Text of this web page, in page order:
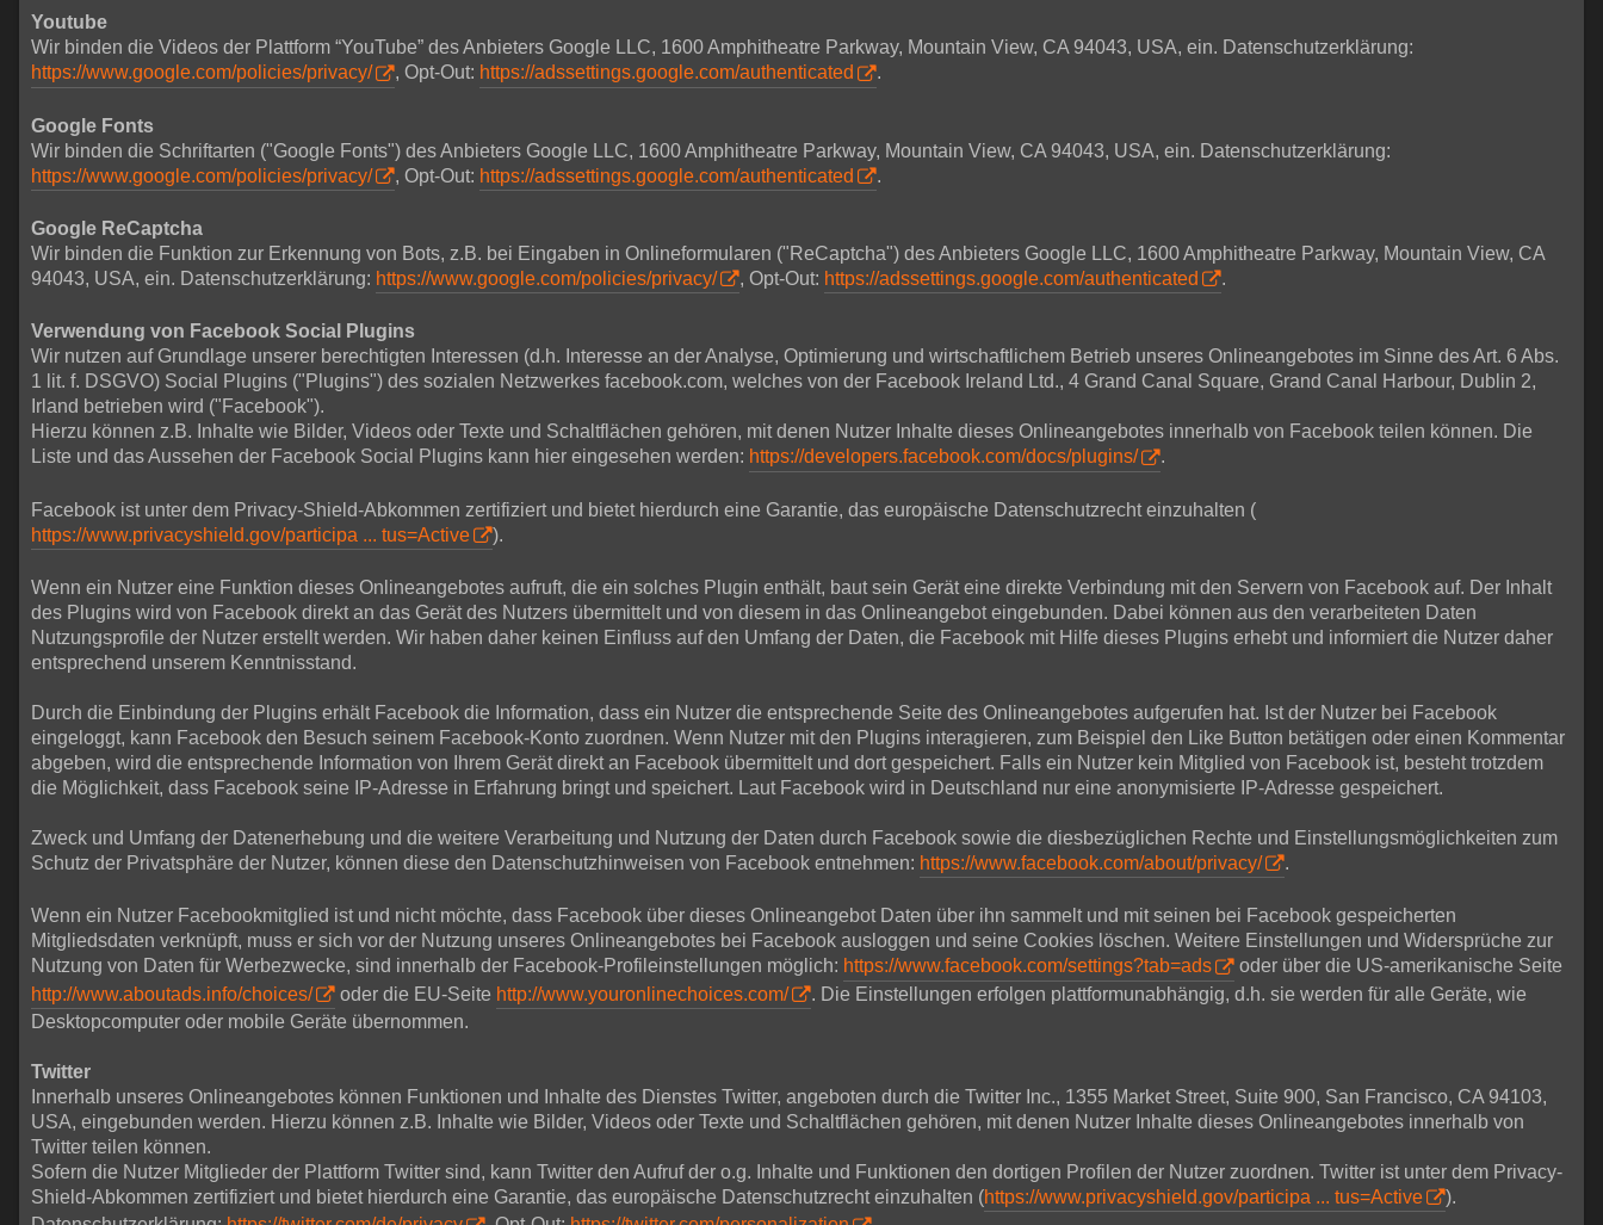
Youtube
Wir binden die Videos der Plattform “YouTube” des Anbieters Google LLC, 1600 Amphitheatre Parkway, Mountain View, CA 94043, USA, ein. Datenschutzerklärung:
https://www.google.com/policies/privacy/
, Opt-Out: https://adssettings.google.com/authenticated .
Google Fonts
Wir binden die Schriftarten ("Google Fonts") des Anbieters Google LLC, 1600 Amphitheatre Parkway, Mountain View, CA 94043, USA, ein. Datenschutzerklärung:
https://www.google.com/policies/privacy/
, Opt-Out: https://adssettings.google.com/authenticated .
Google ReCaptcha
Wir binden die Funktion zur Erkennung von Bots, z.B. bei Eingaben in Onlineformularen ("ReCaptcha") des Anbieters Google LLC, 1600 Amphitheatre Parkway, Mountain View, CA
94043, USA, ein. Datenschutzerklärung: https://www.google.com/policies/privacy/ , Opt-Out: https://adssettings.google.com/authenticated .
Verwendung von Facebook Social Plugins
Wir nutzen auf Grundlage unserer berechtigten Interessen (d.h. Interesse an der Analyse, Optimierung und wirtschaftlichem Betrieb unseres Onlineangebotes im Sinne des Art. 6 Abs.
1 lit. f. DSGVO) Social Plugins ("Plugins") des sozialen Netzwerkes facebook.com, welches von der Facebook Ireland Ltd., 4 Grand Canal Square, Grand Canal Harbour, Dublin 2,
Irland betrieben wird ("Facebook").
Hierzu können z.B. Inhalte wie Bilder, Videos oder Texte und Schaltflächen gehören, mit denen Nutzer Inhalte dieses Onlineangebotes innerhalb von Facebook teilen können. Die
Liste und das Aussehen der Facebook Social Plugins kann hier eingesehen werden: https://developers.facebook.com/docs/plugins/ .
Facebook ist unter dem Privacy-Shield-Abkommen zertifiziert und bietet hierdurch eine Garantie, das europäische Datenschutzrecht einzuhalten (
https://www.privacyshield.gov/participa ... tus=Active
).
Wenn ein Nutzer eine Funktion dieses Onlineangebotes aufruft, die ein solches Plugin enthält, baut sein Gerät eine direkte Verbindung mit den Servern von Facebook auf. Der Inhalt
des Plugins wird von Facebook direkt an das Gerät des Nutzers übermittelt und von diesem in das Onlineangebot eingebunden. Dabei können aus den verarbeiteten Daten
Nutzungsprofile der Nutzer erstellt werden. Wir haben daher keinen Einfluss auf den Umfang der Daten, die Facebook mit Hilfe dieses Plugins erhebt und informiert die Nutzer daher
entsprechend unserem Kenntnisstand.
Durch die Einbindung der Plugins erhält Facebook die Information, dass ein Nutzer die entsprechende Seite des Onlineangebotes aufgerufen hat. Ist der Nutzer bei Facebook
eingeloggt, kann Facebook den Besuch seinem Facebook-Konto zuordnen. Wenn Nutzer mit den Plugins interagieren, zum Beispiel den Like Button betätigen oder einen Kommentar
abgeben, wird die entsprechende Information von Ihrem Gerät direkt an Facebook übermittelt und dort gespeichert. Falls ein Nutzer kein Mitglied von Facebook ist, besteht trotzdem
die Möglichkeit, dass Facebook seine IP-Adresse in Erfahrung bringt und speichert. Laut Facebook wird in Deutschland nur eine anonymisierte IP-Adresse gespeichert.
Zweck und Umfang der Datenerhebung und die weitere Verarbeitung und Nutzung der Daten durch Facebook sowie die diesbezüglichen Rechte und Einstellungsmöglichkeiten zum
Schutz der Privatsphäre der Nutzer, können diese den Datenschutzhinweisen von Facebook entnehmen: https://www.facebook.com/about/privacy/ .
Wenn ein Nutzer Facebookmitglied ist und nicht möchte, dass Facebook über dieses Onlineangebot Daten über ihn sammelt und mit seinen bei Facebook gespeicherten
Mitgliedsdaten verknüpft, muss er sich vor der Nutzung unseres Onlineangebotes bei Facebook ausloggen und seine Cookies löschen. Weitere Einstellungen und Widersprüche zur
Nutzung von Daten für Werbezwecke, sind innerhalb der Facebook-Profileinstellungen möglich: https://www.facebook.com/settings?tab=ads
oder über die US-amerikanische Seite
http://www.aboutads.info/choices/
oder die EU-Seite http://www.youronlinechoices.com/
. Die Einstellungen erfolgen plattformunabhängig, d.h. sie werden für alle Geräte, wie
Desktopcomputer oder mobile Geräte übernommen.
Twitter
Innerhalb unseres Onlineangebotes können Funktionen und Inhalte des Dienstes Twitter, angeboten durch die Twitter Inc., 1355 Market Street, Suite 900, San Francisco, CA 94103,
USA, eingebunden werden. Hierzu können z.B. Inhalte wie Bilder, Videos oder Texte und Schaltflächen gehören, mit denen Nutzer Inhalte dieses Onlineangebotes innerhalb von
Twitter teilen können.
Sofern die Nutzer Mitglieder der Plattform Twitter sind, kann Twitter den Aufruf der o.g. Inhalte und Funktionen den dortigen Profilen der Nutzer zuordnen. Twitter ist unter dem Privacy-
Shield-Abkommen zertifiziert und bietet hierdurch eine Garantie, das europäische Datenschutzrecht einzuhalten (https://www.privacyshield.gov/participa ... tus=Active
).